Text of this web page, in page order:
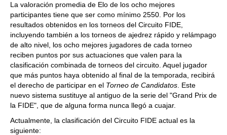
La valoración promedia de Elo de los ocho mejores
participantes tiene que ser como mínimo 2550. Por los
resultados obtenidos en los torneos del Circuito FIDE,
incluyendo también a los torneos de ajedrez rápido y relámpago
de alto nivel, los ocho mejores jugadores de cada torneo
reciben puntos por sus actuaciones que valen para la
clasificación combinada de torneos del circuito. Aquel jugador
que más puntos haya obtenido al final de la temporada, recibirá
el derecho de participar en el Torneo de Candidatos . Este
nuevo sistema sustituye al antiguo de la serie del "Grand Prix de
la FIDE", que de alguna forma nunca llegó a cuajar.
Actualmente, la clasificación del Circuito FIDE actual es la
siguiente: